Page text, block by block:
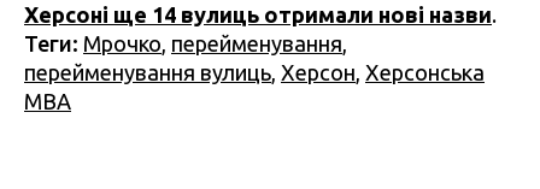
Херсоні ще 14 вулиць отримали нові назви.
Теги: Мрочко перейменування
перейменування вулиць Херсон Херсонська
МВА